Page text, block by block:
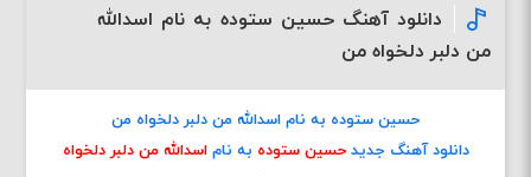
دانلود آهنگ حسین ستوده به نام اسدالله
من دلبر دلخواه من
حسین ستوده به نام اسدالله من دلبر دلخواه من
دانلود آهنگ جدید حسین ستوده به ناماسدالله من دلبر دلخواه